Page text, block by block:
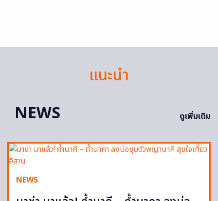
แนะนำ
NEWS
ดูเพิ่มเติม
NEWS